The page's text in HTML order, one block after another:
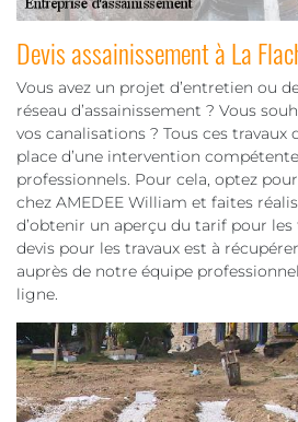
Devis assainissement à La
Vous avez un projet d’entretien ou
réseau d’assainissement ? Vous
vos canalisations ? Tous ces
place d’une intervention
professionnels. Pour cela, optez
chez AMEDEE William et faites
d’obtenir un aperçu du tarif pour les
devis pour les travaux est à
auprès de notre équipe
ligne.